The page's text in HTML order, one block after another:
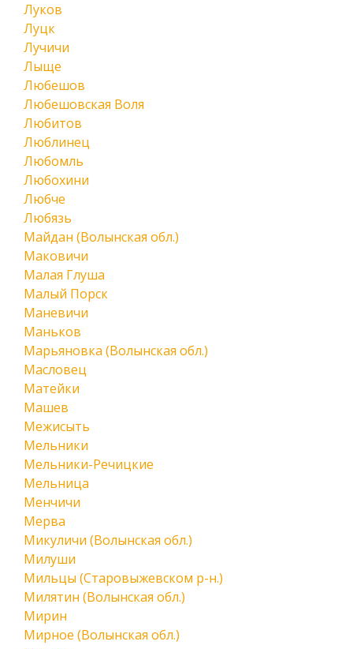
Луков
Луцк
Лучичи
Лыще
Любешов
Любешовская Воля
Любитов
Люблинец
Любомль
Любохини
Любче
Любязь
Майдан (Волынская обл.)
Маковичи
Малая Глуша
Малый Порск
Маневичи
Маньков
Марьяновка (Волынская обл.)
Масловец
Матейки
Машев
Межисыть
Мельники
Мельники-Речицкие
Мельница
Менчичи
Мерва
Микуличи (Волынская обл.)
Милуши
Мильцы (Старовыжевском р-н.)
Милятин (Волынская обл.)
Мирин
Мирное (Волынская обл.)